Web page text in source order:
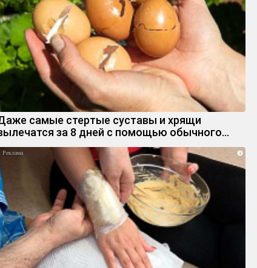
самые стертые суставы и хрящи
за 8 дней с помощью обычного…
i